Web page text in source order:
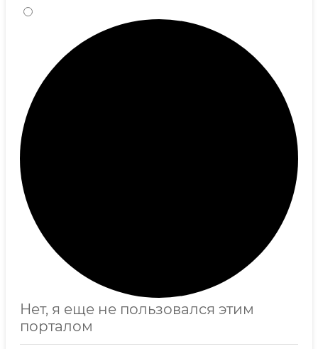
Нет, я еще не пользовался этим
порталом